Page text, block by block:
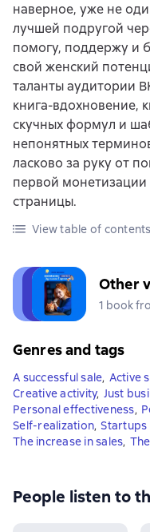
наверное, уже не
лучшей подругой
помогу, поддержу и
свой женский
таланты аудитории
книга-вдохновение,
скучных формул и
непонятных
ласково за руку от
первой
страницы.
View table of contents
Other
1 book
Genres and tags
A successful sale, Active
Creative activity, Just
Personal effectiveness,
Self-realization, Startups
The increase in sales,
People listen to